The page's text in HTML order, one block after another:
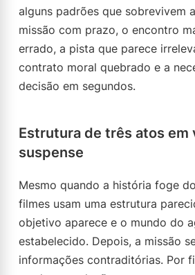
alguns padrões que sobrevivem
missão com prazo, o encontro
errado, a pista que parece
contrato moral quebrado e a
decisão em segundos.
Estrutura de três atos em
suspense
Mesmo quando a história foge
filmes usam uma estrutura
objetivo aparece e o mundo do
estabelecido. Depois, a missão
informações contraditórias. Por